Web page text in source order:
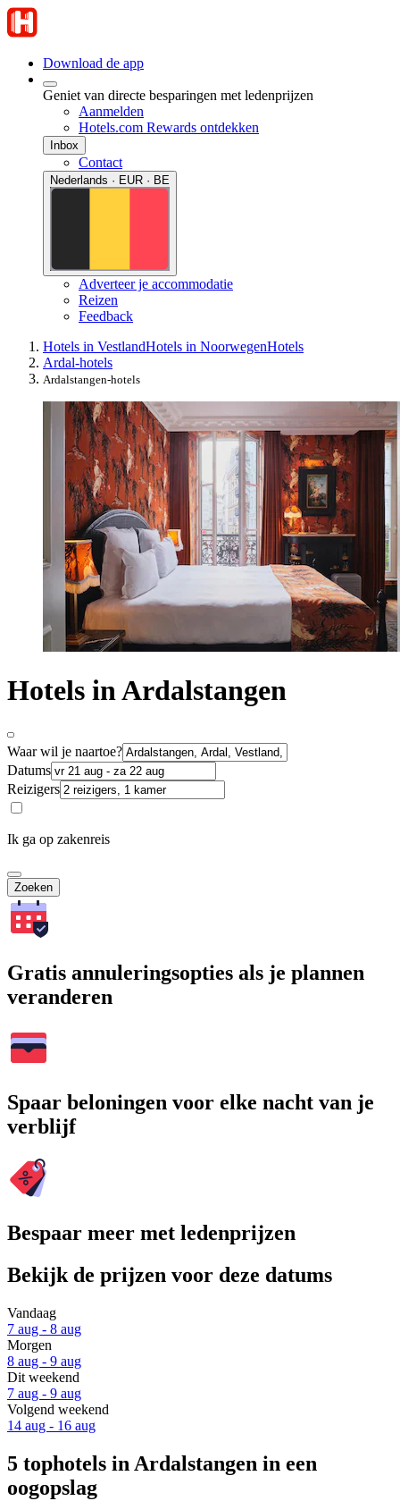
Download de app
Geniet van directe besparingen met ledenprijzen
Aanmelden
Hotels.com Rewards ontdekken
Inbox
Contact
Nederlands · EUR · BE
Adverteer je accommodatie
Reizen
Feedback
Hotels in VestlandHotels in NoorwegenHotels
Ardal-hotels
Ardalstangen-hotels
Hotels in Ardalstangen
Waar wil je naartoe?
Datums
Reizigers
Ik ga op zakenreis
Zoeken
Gratis annuleringsopties als je plannen
veranderen
Spaar beloningen voor elke nacht van je
verblijf
Bespaar meer met ledenprijzen
Bekijk de prijzen voor deze datums
Vandaag
7 aug - 8 aug
Morgen
8 aug - 9 aug
Dit weekend
7 aug - 9 aug
Volgend weekend
14 aug - 16 aug
5 tophotels in Ardalstangen in een
oogopslag